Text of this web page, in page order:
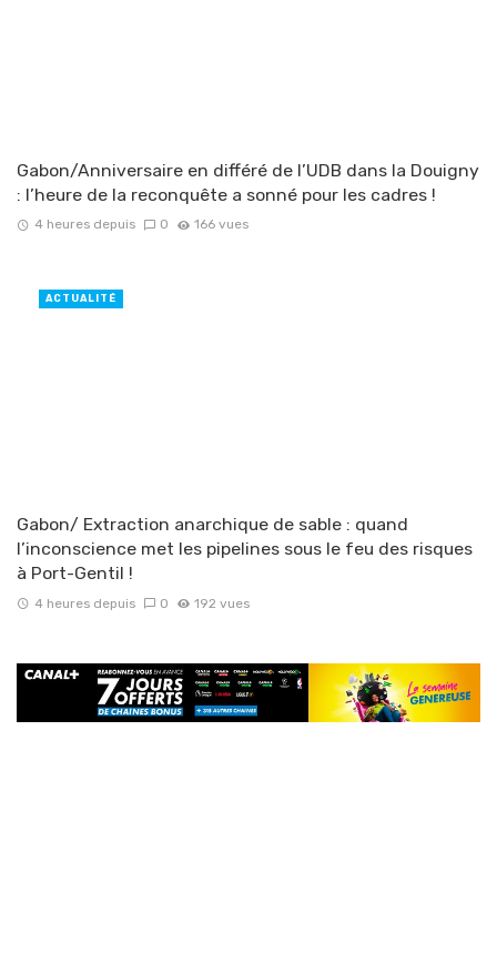
Gabon/Anniversaire en différé de l’UDB dans la Douigny
: l’heure de la reconquête a sonné pour les cadres !
4 heures depuis 0 166 vues
Gabon/ Extraction anarchique de sable : quand
l’inconscience met les pipelines sous le feu des risques
à Port-Gentil !
4 heures depuis 0 192 vues
ACTUALITÉ